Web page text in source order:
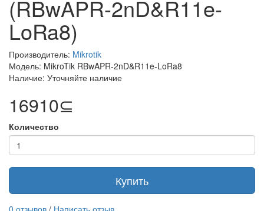
(RBwAPR-2nD&R11e-
LoRa8)
Производитель: Mikrotik
Модель: MikroTik RBwAPR-2nD&R11e-LoRa8
Наличие: Уточняйте наличие
16910⊆
Количество
Купить
0 отзывов / Написать отзыв